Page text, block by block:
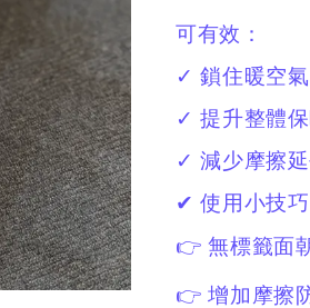
可有效：
✓ 鎖住暖空氣
✓ 提升整體
✓ 減少摩擦
✔ 使用小技巧
👉 無標籤面
👉 增加摩擦